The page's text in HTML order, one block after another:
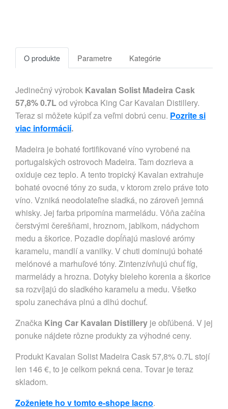
O produkte Parametre Kategórie
Jedinečný výrobok Kavalan Solist Madeira Cask
57,8% 0.7Lod výrobca King Car Kavalan Distillery.
Teraz si môžete kúpiť za veľmi dobrú cenu. Pozrite si
viac informácií.
Madeira je bohaté fortifikované víno vyrobené na
portugalských ostrovoch Madeira. Tam dozrieva a
oxiduje cez teplo. A tento tropický Kavalan extrahuje
bohaté ovocné tóny zo suda, v ktorom zrelo práve toto
víno. Vzniká neodolateľne sladká, no zároveň jemná
whisky. Jej farba pripomína marmeládu. Vôňa začína
čerstvými čerešňami, hroznom, jablkom, nádychom
medu a škorice. Pozadie dopĺňajú maslové arómy
karamelu, mandlí a vanilky. V chuti dominujú bohaté
melónové a marhuľové tóny. Zintenzívňujú chuť fíg,
marmelády a hrozna. Dotyky bieleho korenia a škorice
sa rozvíjajú do sladkého karamelu a medu. Všetko
spolu zanecháva plnú a dlhú dochuť.
Značka King Car Kavalan Distillery je obľúbená. V jej
ponuke nájdete rôzne produkty za výhodné ceny.
Produkt Kavalan Solist Madeira Cask 57,8% 0.7L stojí
len 146 €, to je celkom pekná cena. Tovar je teraz
skladom.
Zoženiete ho v tomto e-shope lacno.